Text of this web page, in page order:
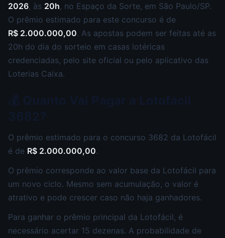
2026, às 20h, no Espaço da Sorte, em São Paulo/SP.
O prêmio estimado para este concurso é de
R$ 2.000.000,00. As apostas podem ser feitas até as
20h do dia do sorteio em casas lotéricas
credenciadas, pelo site oficial ou pelo aplicativo das
Loterias Caixa.
O prêmio estimado para o concurso 3682 da Lotofácil
é de R$ 2.000.000,00.
O prêmio corresponde ao valor base da Lotofácil para
um novo ciclo. Mesmo sem acumulação, o valor é
atrativo e pode crescer caso não haja ganhadores.
Para ganhar o prêmio principal da Lotofácil, é
necessário acertar 15 dezenas. A probabilidade de